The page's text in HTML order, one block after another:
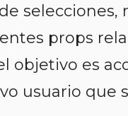
selecciones,
props
objetivo es
usuario que